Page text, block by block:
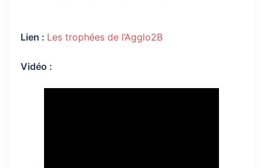
Lien : Les trophées de l’Agglo2B
Vidéo :